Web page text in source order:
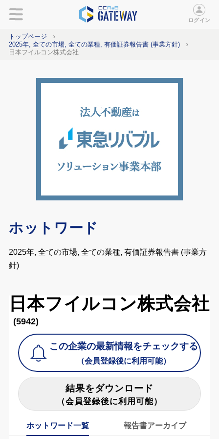
ログイン
トップページ
2025年, 全ての市場, 全ての業種, 有価証券報告書 (事業方針)
日本フイルコン株式会社
ホットワード
2025年, 全ての市場, 全ての業種, 有価証券報告書 (事業方
針)
日本フイルコン株式会社
(5942)
この企業の最新情報をチェックする
（会員登録後に利用可能）
結果をダウンロード
（会員登録後に利用可能）
ホットワード一覧 報告書アーカイブ